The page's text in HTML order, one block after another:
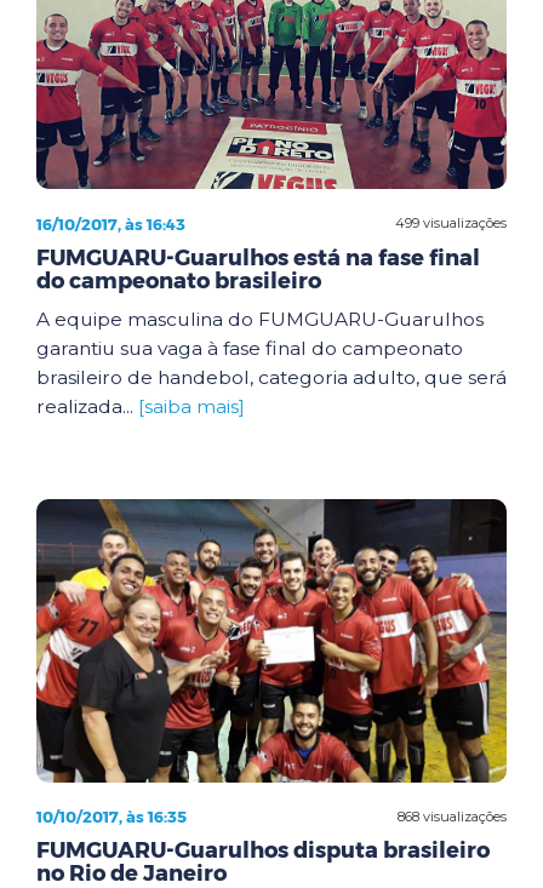
499 visualizações
16/10/2017, às 16:43
FUMGUARU-Guarulhos está na fase final
do campeonato brasileiro
A equipe masculina do FUMGUARU-Guarulhos
garantiu sua vaga à fase final do campeonato
brasileiro de handebol, categoria adulto, que será
realizada... [saiba mais]
868 visualizações
10/10/2017, às 16:35
FUMGUARU-Guarulhos disputa brasileiro
no Rio de Janeiro